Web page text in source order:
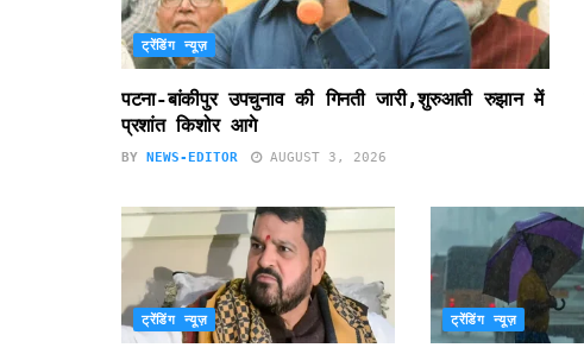
ट्रेंडिंग न्यूज़
पटना-बांकीपुर उपचुनाव की गिनती जारी,शुरुआती रुझान में
प्रशांत किशोर आगे
BY NEWS-EDITOR AUGUST 3, 2026
ट्रेंडिंग न्यूज़ ट्रेंडिंग न्यूज़